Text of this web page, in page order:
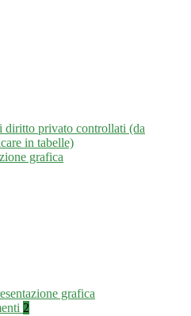
diritto privato controllati (da
in tabelle)
grafica
grafica
2